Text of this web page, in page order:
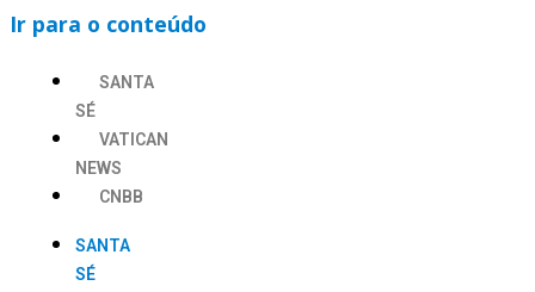
Ir para o conteúdo
SANTA
SÉ
VATICAN
NEWS
CNBB
SANTA
SÉ